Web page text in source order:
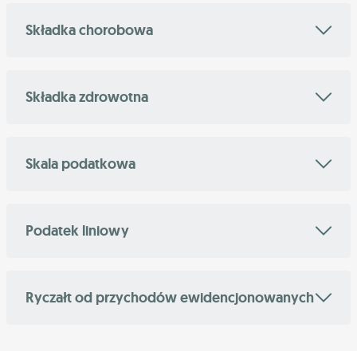
Składka chorobowa
Składka zdrowotna
Skala podatkowa
Podatek liniowy
Ryczałt od przychodów ewidencjonowanych